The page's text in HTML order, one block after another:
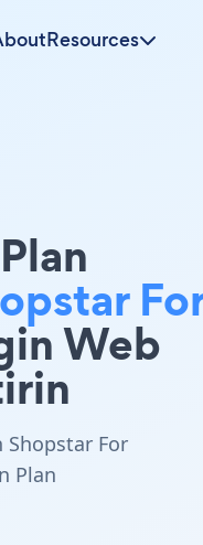
Resources
Web
Shopstar For
Plan